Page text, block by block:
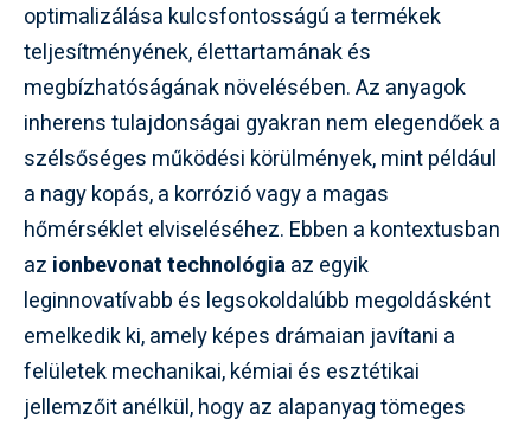
optimalizálása kulcsfontosságú a termékek
teljesítményének, élettartamának és
megbízhatóságának növelésében. Az anyagok
inherens tulajdonságai gyakran nem elegendőek a
szélsőséges működési körülmények, mint például
a nagy kopás, a korrózió vagy a magas
hőmérséklet elviseléséhez. Ebben a kontextusban
az ionbevonat technológiaaz egyik
leginnovatívabb és legsokoldalúbb megoldásként
emelkedik ki, amely képes drámaian javítani a
felületek mechanikai, kémiai és esztétikai
jellemzőit anélkül, hogy az alapanyag tömeges